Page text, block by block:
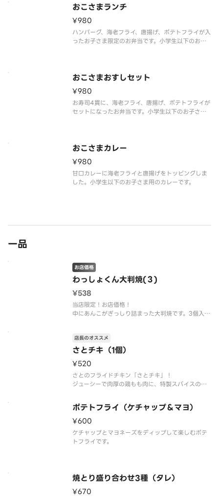
おこさまランチ
¥980
ハンバーグ、海老フライ、唐揚げ、ポテトフライが入
ったお子さま限定のお弁当です。小学生以下のお子
おこさまおすしセット
¥980
お寿司4貫に、海老フライ、唐揚げ、ポテトフライが
セットになったお弁当です。小学生以下のお子さま
おこさまカレー
¥980
甘口カレーに海老フライと唐揚げをトッピングしま
した。小学生以下のお子さま用のカレーです。
一品
わっしょくん⼤判焼(３)
お店価格
¥538
当店限定！お店価格！
中にあんこがぎっしり詰まった大判焼です。3個入り
さとチキ（1個）
店長のオススメ
¥520
さとのフライドチキン「さとチキ」！
ジューシーで肉厚の鶏もも肉に、特製スパイスのカ
ポテトフライ（ケチャップ＆マヨ）
¥600
ケチャップとマヨネーズをディップして楽しむポテ
トフライです。
焼とり盛り合わせ3種（タレ）
¥670